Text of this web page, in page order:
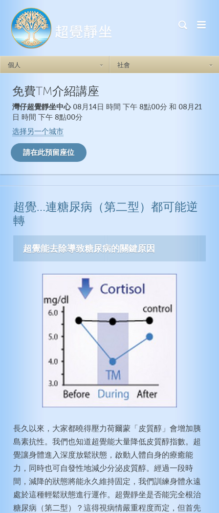
個人
超覺靜坐如何奏效
做自己
自信心
人際關係
焦慮症
一般健康
膽固醇
智力
社會
免費TM介紹講座
灣仔超覺靜坐中心08月14日 時間 下午 8點00分 和 08月21
日 時間 下午 8點00分
选择另一个城市
超覺…連糖尿病（第二型）都可能逆
轉
超覺能去除導致糖尿病的關鍵原因
長久以來，大家都曉得壓力荷爾蒙「皮質醇」會增加胰
島素抗性。我們也知道超覺能大量降低皮質醇指數。超
覺讓身體進入深度放鬆狀態，啟動人體自身的療癒能
力，同時也可自發性地減少分泌皮質醇。經過一段時
間，減降的狀態將能永久維持固定，我們訓練身體永遠
處於這種輕鬆狀態進行運作。超覺靜坐是否能完全根治
糖尿病（第二型）？這得視病情嚴重程度而定，但首先